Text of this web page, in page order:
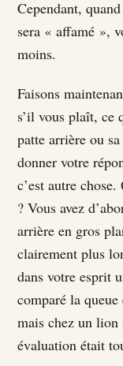
Cependant,
sera « affamé »,
moins.
Faisons
s’il vous plaît, ce
patte arrière ou
donner votre
c’est autre
? Vous avez
arrière en gros
clairement plus
dans votre esprit
comparé la
mais chez un
évaluation était